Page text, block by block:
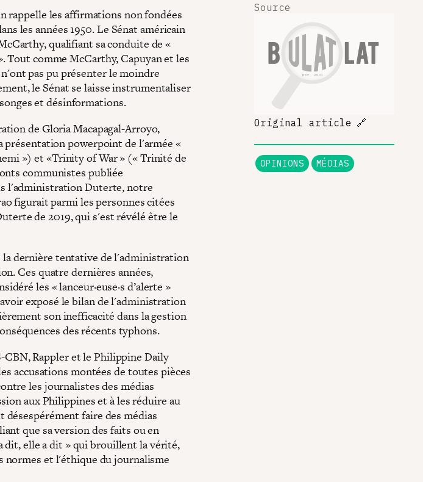
rappelle les affirmations non fondées
les années 1950. Le Sénat américain
qualifiant sa conduite de «
comme McCarthy, Capuyan et les
pas pu présenter le moindre
le Sénat se laisse instrumentaliser
et désinformations.
de Gloria Macapagal-Arroyo,
présentation powerpoint de l'armée «
») et «Trinity of War » (« Trinité de
communistes publiée
l'administration Duterte, notre
figurait parmi les personnes citées
de 2019, qui s'est révélé être le
la dernière tentative de l'administration
Ces quatre dernières années,
les « lanceur·euse·s d’alerte »
exposé le bilan de l'administration
son inefficacité dans la gestion
des récents typhons.
Rappler et le Philippine Daily
accusations montées de toutes pièces
les journalistes des médias
aux Philippines et à les réduire au
faire des médias
que sa version des faits ou en
dit, elle a dit » qui brouillent la vérité,
et l'éthique du journalisme
Source
Original article 🔗
OPINIONS MÉDIAS